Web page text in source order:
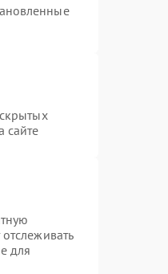
сайте
для